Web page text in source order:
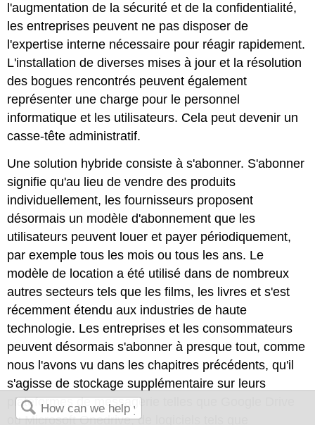
l'augmentation de la sécurité et de la confidentialité,
les entreprises peuvent ne pas disposer de
l'expertise interne nécessaire pour réagir rapidement.
L'installation de diverses mises à jour et la résolution
des bogues rencontrés peuvent également
représenter une charge pour le personnel
informatique et les utilisateurs. Cela peut devenir un
casse-tête administratif.
Une solution hybride consiste à s'abonner. S'abonner
signifie qu'au lieu de vendre des produits
individuellement, les fournisseurs proposent
désormais un modèle d'abonnement que les
utilisateurs peuvent louer et payer périodiquement,
par exemple tous les mois ou tous les ans. Le
modèle de location a été utilisé dans de nombreux
autres secteurs tels que les films, les livres et s'est
récemment étendu aux industries de haute
technologie. Les entreprises et les consommateurs
peuvent désormais s'abonner à presque tout, comme
nous l'avons vu dans les chapitres précédents, qu'il
s'agisse de stockage supplémentaire sur leurs
plateformes de messagerie telles que Google Drive
ou Microsoft Onedrive, de logiciels tels que